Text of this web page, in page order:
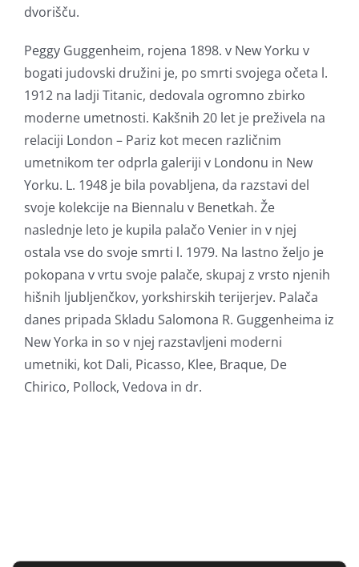
dvorišču.
Peggy Guggenheim, rojena 1898. v New Yorku v
bogati judovski družini je, po smrti svojega očeta l.
1912 na ladji Titanic, dedovala ogromno zbirko
moderne umetnosti. Kakšnih 20 let je preživela na
relaciji London – Pariz kot mecen različnim
umetnikom ter odprla galeriji v Londonu in New
Yorku. L. 1948 je bila povabljena, da razstavi del
svoje kolekcije na Biennalu v Benetkah. Že
naslednje leto je kupila palačo Venier in v njej
ostala vse do svoje smrti l. 1979. Na lastno željo je
pokopana v vrtu svoje palače, skupaj z vrsto njenih
hišnih ljubljenčkov, yorkshirskih terijerjev. Palača
danes pripada Skladu Salomona R. Guggenheima iz
New Yorka in so v njej razstavljeni moderni
umetniki, kot Dali, Picasso, Klee, Braque, De
Chirico, Pollock, Vedova in dr.